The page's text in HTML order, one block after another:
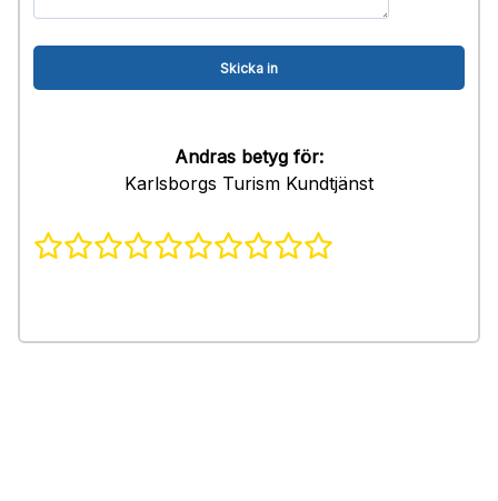
Andras betyg för:
Karlsborgs Turism Kundtjänst